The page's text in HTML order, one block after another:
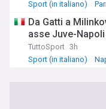
Sport (in italiano)
Da Gatti a
asse Juve-
TuttoSport 3h
Sport (in italiano)